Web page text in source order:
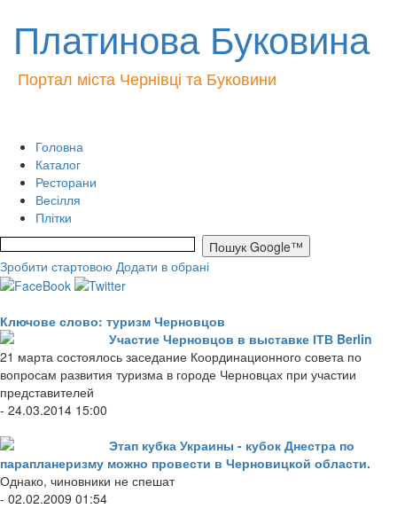
Платинова Буковина
Портал міста Чернівці та Буковини
Головна
Каталог
Ресторани
Весілля
Плітки
Зробити стартовою Додати в обрані
Ключове слово: туризм Черновцов
Участие Черновцов в выставке ІТВ Berlin
21 марта состоялось заседание Координационного совета по
вопросам развития туризма в городе Черновцах при участии
представителей
- 24.03.2014 15:00
Этап кубка Украины - кубок Днестра по
парапланеризму можно провести в Черновицкой области.
Однако, чиновники не спешат
- 02.02.2009 01:54